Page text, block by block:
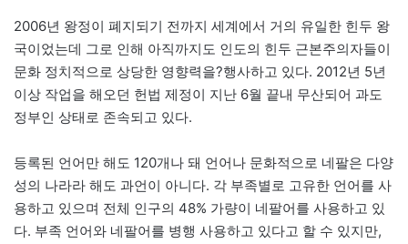
2006년 왕정이 폐지되기 전까지 세계에서 거의 유일한 힌두 왕
국이었는데 그로 인해 아직까지도 인도의 힌두 근본주의자들이
문화 정치적으로 상당한 영향력을?행사하고 있다. 2012년 5년
이상 작업을 해오던 헌법 제정이 지난 6월 끝내 무산되어 과도
정부인 상태로 존속되고 있다.
등록된 언어만 해도 120개나 돼 언어나 문화적으로 네팔은 다양
성의 나라라 해도 과언이 아니다. 각 부족별로 고유한 언어를 사
용하고 있으며 전체 인구의 48% 가량이 네팔어를 사용하고 있
다. 부족 언어와 네팔어를 병행 사용하고 있다고 할 수 있지만,